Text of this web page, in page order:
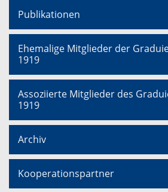
Publikationen
Ehemalige Mitglieder der
1919
Assoziierte Mitglieder des
1919
Archiv
Kooperationspartner